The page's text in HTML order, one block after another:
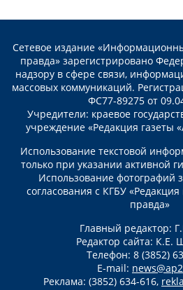
Сетевое издание
правда» зарегистрировано
надзору в сфере связи,
массовых коммуникаций.
ФС77-89275 от
Учредители: краевое
учреждение «Редакция газеты
Использование текстовой
только при указании активной
Использование фотографий
согласования с КГБУ «Редакция
правда»
Главный редактор:
Редактор сайта: К.Е.
Телефон: 8 (3852)
E-mail:
Реклама: (3852) 634-616,